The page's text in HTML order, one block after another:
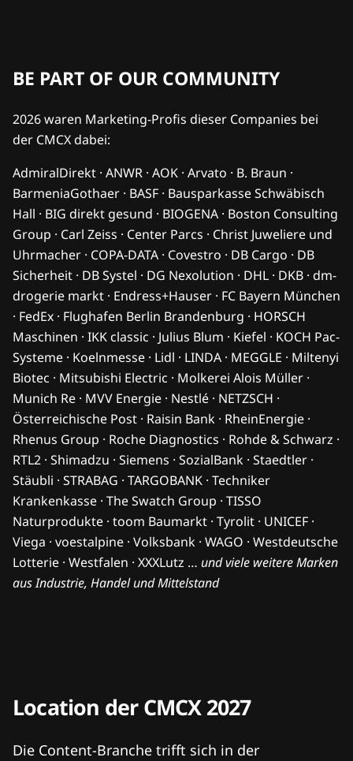
BE PART OF OUR COMMUNITY
2026 waren Marketing-Profis dieser Companies bei
der CMCX dabei:
AdmiralDirekt · ANWR · AOK · Arvato · B. Braun ·
BarmeniaGothaer · BASF · Bausparkasse Schwäbisch
Hall · BIG direkt gesund · BIOGENA · Boston Consulting
Group · Carl Zeiss · Center Parcs · Christ Juweliere und
Uhrmacher · COPA-DATA · Covestro · DB Cargo · DB
Sicherheit · DB Systel · DG Nexolution · DHL · DKB · dm-
drogerie markt · Endress+Hauser · FC Bayern München
· FedEx · Flughafen Berlin Brandenburg · HORSCH
Maschinen · IKK classic · Julius Blum · Kiefel · KOCH Pac-
Systeme · Koelnmesse · Lidl · LINDA · MEGGLE · Miltenyi
Biotec · Mitsubishi Electric · Molkerei Alois Müller ·
Munich Re · MVV Energie · Nestlé · NETZSCH ·
Österreichische Post · Raisin Bank · RheinEnergie ·
Rhenus Group · Roche Diagnostics · Rohde & Schwarz ·
RTL2 · Shimadzu · Siemens · SozialBank · Staedtler ·
Stäubli · STRABAG · TARGOBANK · Techniker
Krankenkasse · The Swatch Group · TISSO
Naturprodukte · toom Baumarkt · Tyrolit · UNICEF ·
Viega · voestalpine · Volksbank · WAGO · Westdeutsche
Lotterie · Westfalen · XXXLutz … und viele weitere Marken
aus Industrie, Handel und Mittelstand
Location der CMCX 2027
Die Content-Branche trifft sich in der